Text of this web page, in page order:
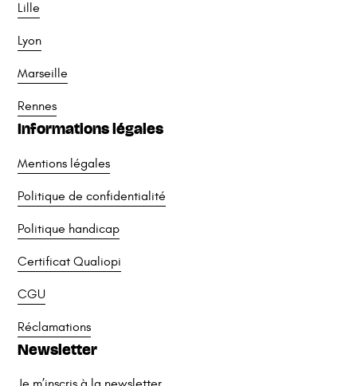
Lille
Lyon
Marseille
Rennes
Informations légales
Mentions légales
Politique de confidentialité
Politique handicap
Certificat Qualiopi
CGU
Réclamations
Newsletter